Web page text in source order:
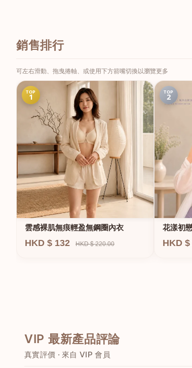
銷售排行
可左右滑動、拖曳捲軸、或使用下方箭嘴切換以瀏覽更多
TOP
1
雲感裸肌無痕輕盈無鋼圈內衣
HKD $ 132 HKD $ 220.00
TOP
2
花漾初
HKD $
VIP 最新產品評論
真實評價 · 來自 VIP 會員